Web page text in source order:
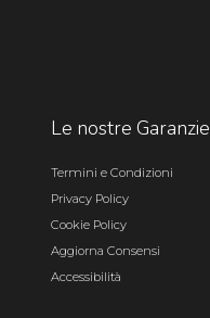
Le nostre Garanzie
Termini e Condizioni
Privacy Policy
Cookie Policy
Aggiorna Consensi
Accessibilità